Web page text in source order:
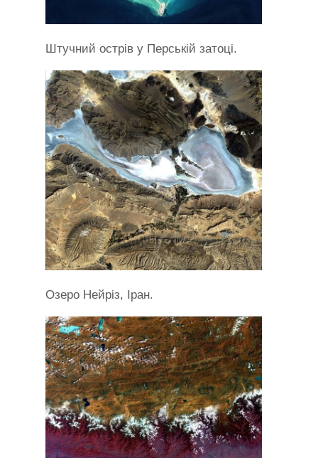
Штучний острів у Перській затоці.
Озеро Нейріз, Іран.